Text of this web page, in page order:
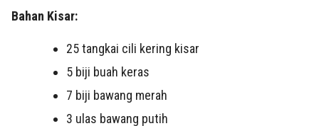
Bahan Kisar:
25 tangkai cili kering kisar
5 biji buah keras
7 biji bawang merah
3 ulas bawang putih